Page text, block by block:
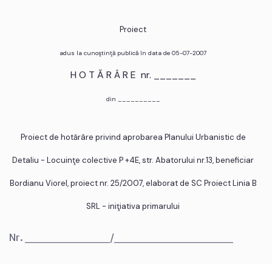
Proiect
adus la cunoştinţă publică în data de 05-07-2007
H O T Ă R Â R E nr. _______
din __________
Proiect de hotărâre privind aprobarea Planului Urbanistic de
Detaliu - Locuinţe colective P +4E, str. Abatorului nr.13, beneficiar
Bordianu Viorel, proiect nr. 25/2007, elaborat de SC Proiect Linia B
SRL - iniţiativa primarului
Nr. __________/______________